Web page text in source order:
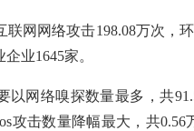
联网网络攻击198.08万次，
业1645家。
以网络嗅探数量最多，共
攻击数量降幅最大，共